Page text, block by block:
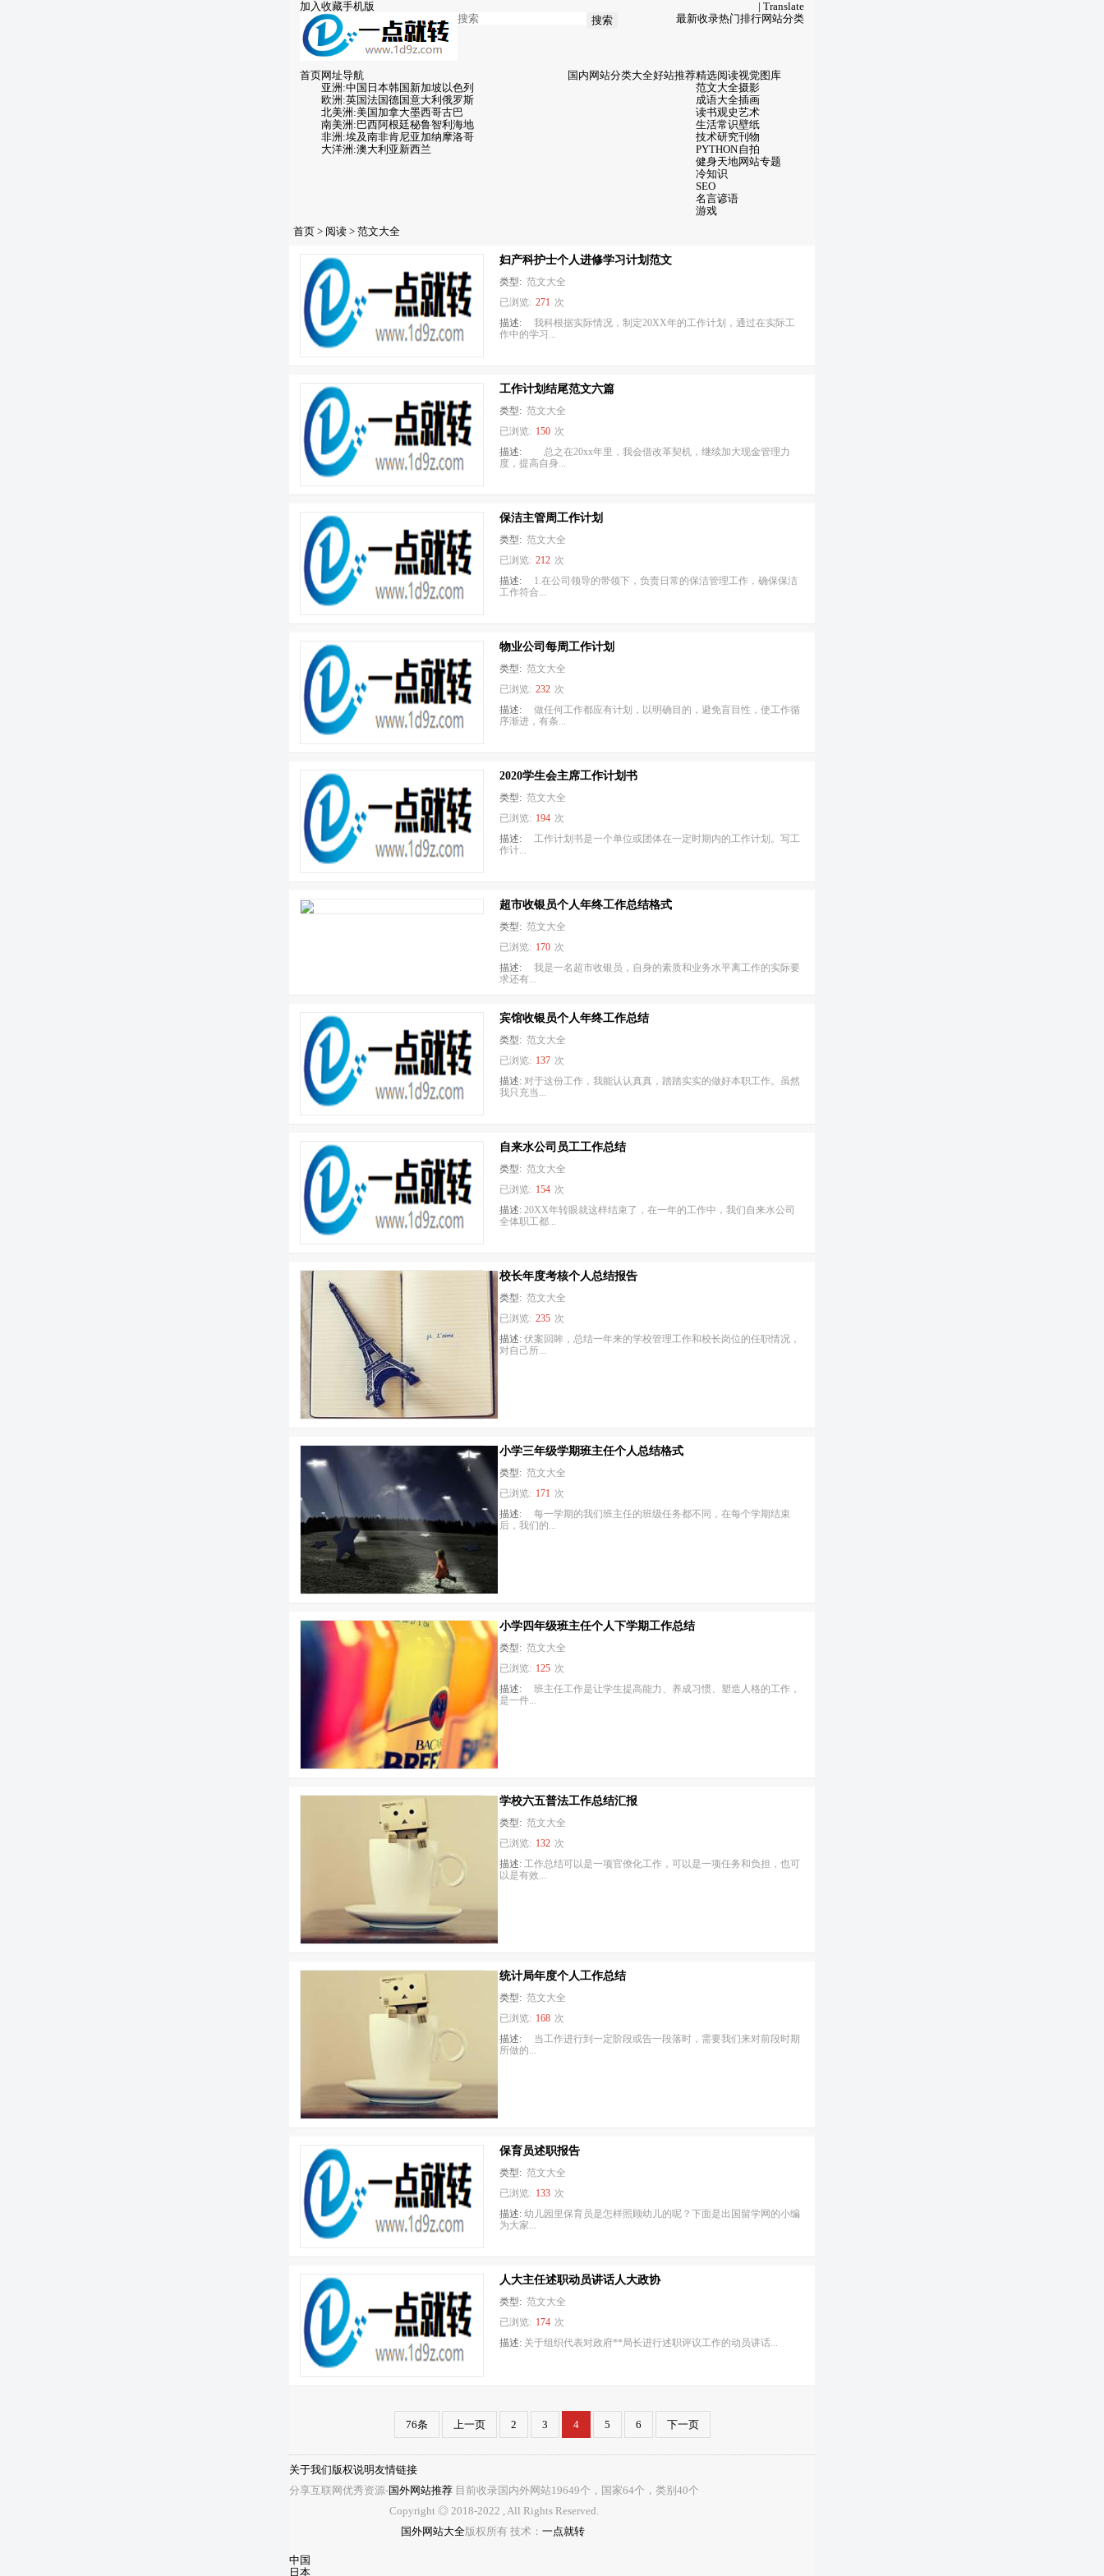
加入收藏手机版 |Translate
搜索
最新收录热门排行网站分类
首页网址导航
亚洲:中国 日本韩国 新加坡 以色列
欧洲:英国法国德国意大利 俄罗斯
北美洲:美国 加拿大墨西哥古巴
南美洲:巴西阿根廷秘鲁智利 海地
非洲:埃及南非肯尼亚加纳摩洛哥
大洋洲:澳大利亚新西兰
国内网站分类大全好站推荐精选阅读
范文大全
成语大全
读书观史
生活常识
技术研究
PYTHON
健身天地
冷知识
SEO
名言谚语
游戏
视觉图库
摄影
插画
艺术
壁纸
刊物
自拍
网站专题
首页 > 阅读 > 范文大全
妇产科护士个人进修学习计划范文
类型: 范文大全
已浏览: 271 次
描述:
我科根据实际情况，制定20XX年的工作计划，通过在实际工
作中的学习...
工作计划结尾范文六篇
类型: 范文大全
已浏览: 150 次
描述:
总之在20xx年里，我会借改革契机，继续加大现金管理力
度，提高自身...
保洁主管周工作计划
类型: 范文大全
已浏览: 212 次
描述:
1.在公司领导的带领下，负责日常的保洁管理工作，确保保洁
工作符合...
物业公司每周工作计划
类型: 范文大全
已浏览: 232 次
描述:
做任何工作都应有计划，以明确目的，避免盲目性，使工作循
序渐进，有条...
2020学生会主席工作计划书
类型: 范文大全
已浏览: 194 次
描述:
工作计划书是一个单位或团体在一定时期内的工作计划。写工
作计...
超市收银员个人年终工作总结格式
类型: 范文大全
已浏览: 170 次
描述:
我是一名超市收银员，自身的素质和业务水平离工作的实际要
求还有...
宾馆收银员个人年终工作总结
类型: 范文大全
已浏览: 137 次
描述: 对于这份工作，我能认认真真，踏踏实实的做好本职工作。虽然
我只充当...
自来水公司员工工作总结
类型: 范文大全
已浏览: 154 次
描述: 20XX年转眼就这样结束了，在一年的工作中，我们自来水公司
全体职工都...
校长年度考核个人总结报告
类型: 范文大全
已浏览: 235 次
描述: 伏案回眸，总结一年来的学校管理工作和校长岗位的任职情况，
对自己所...
小学三年级学期班主任个人总结格式
类型: 范文大全
已浏览: 171 次
描述:
每一学期的我们班主任的班级任务都不同，在每个学期结束
后，我们的...
小学四年级班主任个人下学期工作总结
类型: 范文大全
已浏览: 125 次
描述:
班主任工作是让学生提高能力、养成习惯、塑造人格的工作，
是一件...
学校六五普法工作总结汇报
类型: 范文大全
已浏览: 132 次
描述: 工作总结可以是一项官僚化工作，可以是一项任务和负担，也可
以是有效...
统计局年度个人工作总结
类型: 范文大全
已浏览: 168 次
描述:
当工作进行到一定阶段或告一段落时，需要我们来对前段时期
所做的...
保育员述职报告
类型: 范文大全
已浏览: 133 次
描述: 幼儿园里保育员是怎样照顾幼儿的呢？下面是出国留学网的小编
为大家...
人大主任述职动员讲话人大政协
类型: 范文大全
已浏览: 174 次
描述: 关于组织代表对政府**局长进行述职评议工作的动员讲话...
76条 上一页 2 3 4 5 6 下一页
关于我们版权说明友情链接
分享互联网优秀资源-国外网站推荐 目前收录国内外网站19649个，国家64个，类别40个
Copyright ◎ 2018-2022
, All Rights Reserved.
国外网站大全版权所有 技术： 一点就转
中国
日本